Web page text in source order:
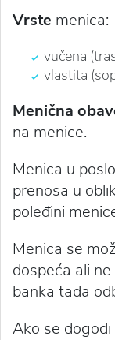
Vrste menica:
vučena
vlastita
Menična
na menice.
Menica u
prenosa u
poleđini
Menica se
dospeća ali
banka tada
Ako se